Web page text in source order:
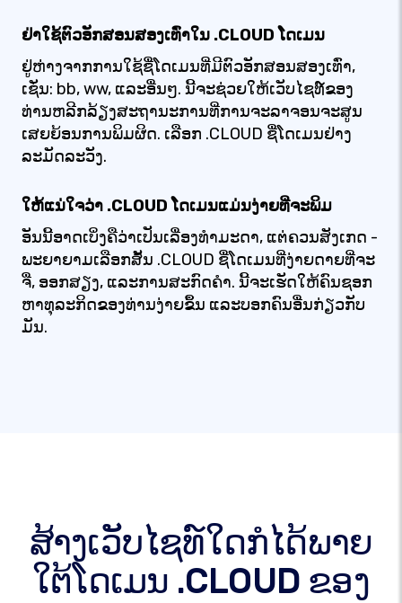
ຢ່າໃຊ້ຕົວອັກສອນສອງເທົ່າໃນ .CLOUD ໂດເມນ
ຢູ່ຫ່າງຈາກການໃຊ້ຊື່ໂດເມນທີ່ມີຕົວອັກສອນສອງເທົ່າ,
ເຊັ່ນ: bb, ww, ແລະອື່ນໆ. ນີ້ຈະຊ່ວຍໃຫ້ເວັບໄຊທ໌ຂອງ
ທ່ານຫລີກລ້ຽງສະຖານະການທີ່ການຈະລາຈອນຈະສູນ
ເສຍຍ້ອນການພິມຜິດ. ເລືອກ .CLOUD ຊື່ໂດເມນຢ່າງ
ລະມັດລະວັງ.
ໃຫ້ແນ່ໃຈວ່າ .CLOUD ໂດເມນແມ່ນງ່າຍທີ່ຈະພິມ
ອັນນີ້ອາດເບິ່ງຄືວ່າເປັນເລື່ອງທຳມະດາ, ແຕ່ຄວນສັງເກດ -
ພະຍາຍາມເລືອກສັ້ນ .CLOUD ຊື່ໂດເມນທີ່ງ່າຍດາຍທີ່ຈະ
ຈື່, ອອກສຽງ, ແລະການສະກົດຄໍາ. ນີ້ຈະເຮັດໃຫ້ຄົນຊອກ
ຫາທຸລະກິດຂອງທ່ານງ່າຍຂຶ້ນ ແລະບອກຄົນອື່ນກ່ຽວກັບ
ມັນ.
ສ້າງເວັບໄຊທ໌ໃດກໍໄດ້ພາຍ
ໃຕ້ໂດເມນ .CLOUD ຂອງ